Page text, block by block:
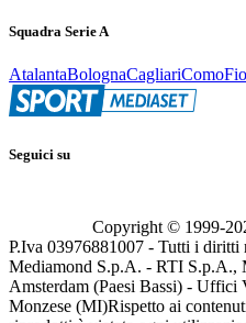
Squadra Serie A
AtalantaBolognaCagliariComo
Seguici su
Copyright © 1999-
P.Iva 03976881007 - Tutti i diritti
Mediamond S.p.A. - RTI S.p.A.,
Amsterdam (Paesi Bassi) -
Monzese (MI)Rispetto ai